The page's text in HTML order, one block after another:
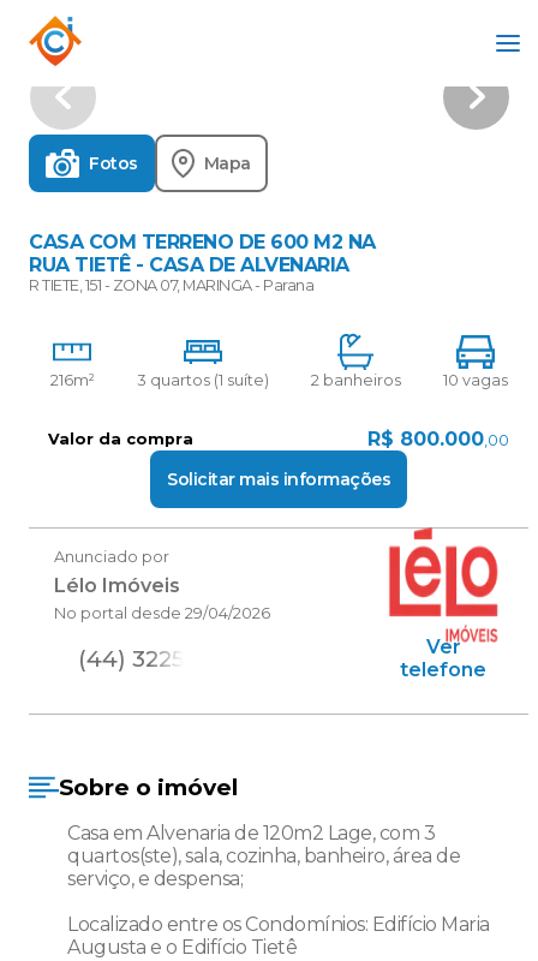
Fotos Mapa
CASA COM TERRENO DE 600 M2 NA
RUA TIETÊ - CASA DE ALVENARIA
R TIETE, 151 - ZONA 07, MARINGA - Parana
216m² 3 quartos (1 suíte) 2 banheiros 10 vagas
Valor da compra R$ 800.000,00
Solicitar mais informações
Anunciado por
Lélo Imóveis
No portal desde 29/04/2026
(44) 3225
Ver
telefone
Sobre o imóvel
Casa em Alvenaria de 120m2 Lage, com 3
quartos(ste), sala, cozinha, banheiro, área de
serviço, e despensa;
Localizado entre os Condomínios: Edifício Maria
Augusta e o Edifício Tietê